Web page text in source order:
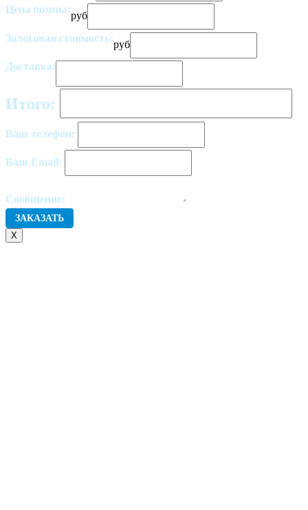
Цена помпы:
руб
Залоговая стоимость:
руб
Доставка:
Итого:
Ваш телефон:
Ваш Email:
Сообщение:
X